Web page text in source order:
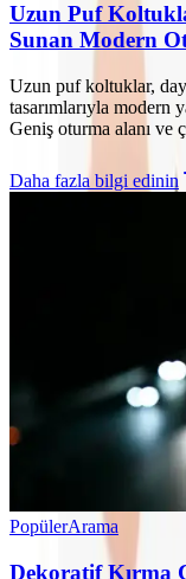
Uzun Puf
Sunan Modern
Uzun puf koltuklar,
tasarımlarıyla modern
Geniş oturma alanı ve
Daha fazla bilgi edinin
PopülerArama
Dekoratif Kırma